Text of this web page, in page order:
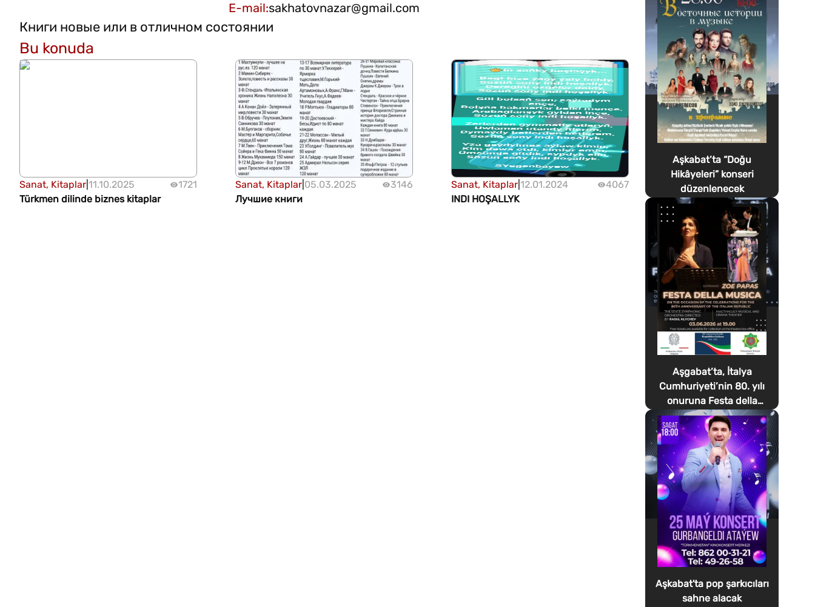
E-mail:sakhatovnazar@gmail.com
Книги новые или в отличном состоянии
Bu konuda
Sanat, Kitaplar 11.10.2025
1721
Türkmen dilinde biznes kitaplar
Sanat, Kitaplar 05.03.2025
3146
Лучшие книги
Sanat, Kitaplar 12.01.2024
4067
INDI HOŞALLYK
Aşkabat’ta “Doğu
Hikâyeleri” konseri
düzenlenecek
Aşgabat’ta, İtalya
Cumhuriyeti’nin 80. yılı
onuruna Festa della
Musica düzenlenecek
Aşkabat'ta pop şarkıcıları
sahne alacak